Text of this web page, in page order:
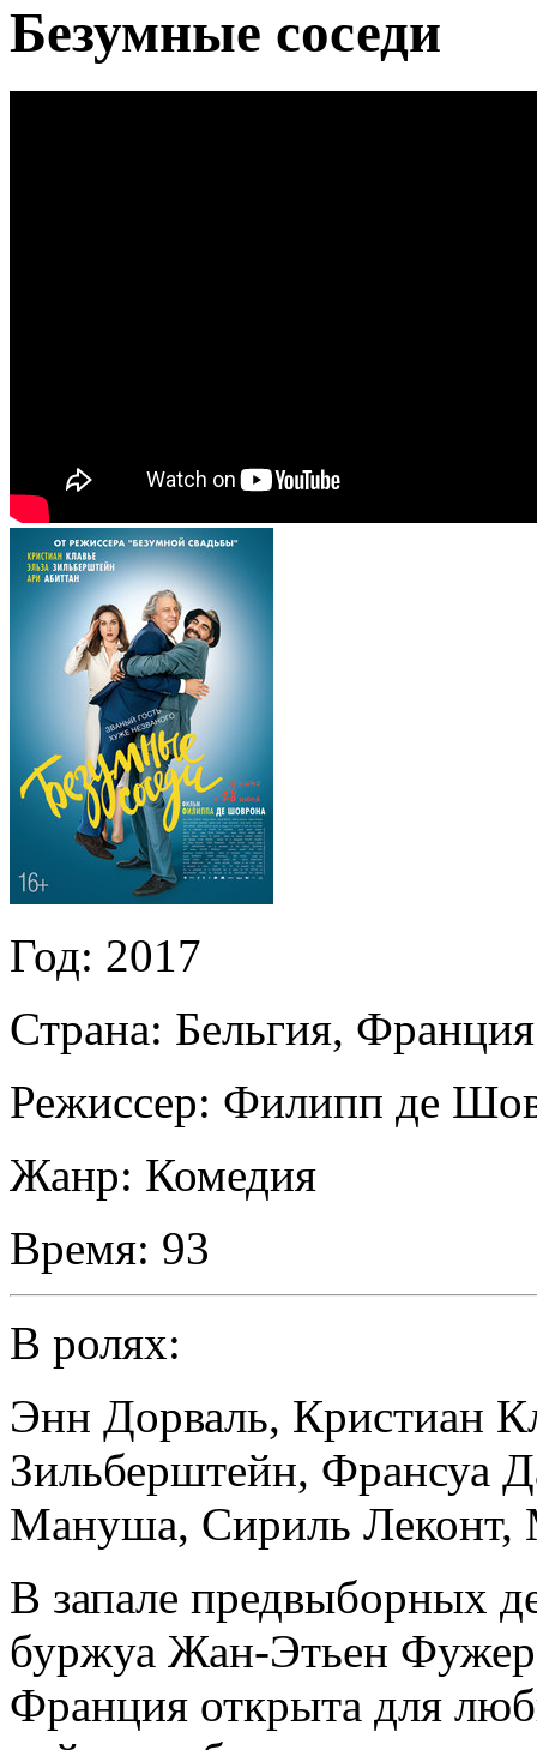
Безумные соседи
Год: 2017
Страна: Бельгия, Франция
Режиссер: Филипп де
Жанр: Комедия
Время: 93
В ролях:
Энн Дорваль, Кристиан
Зильберштейн, Франсуа
Мануша, Сириль Леконт,
В запале предвыборных
буржуа Жан-Этьен
Франция открыта для